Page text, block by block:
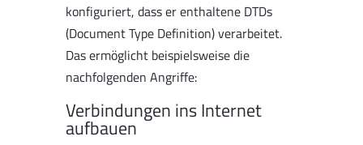
konfiguriert, dass er enthaltene DTDs
(Document Type Definition) verarbeitet.
Das ermöglicht beispielsweise die
nachfolgenden Angriffe:
Verbindungen ins Internet
aufbauen